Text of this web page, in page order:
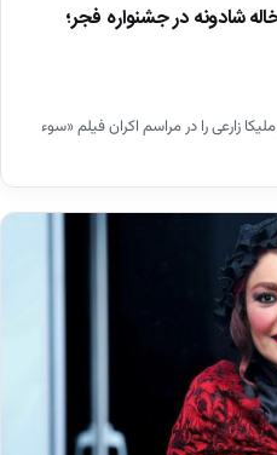
شادونه در جشنواره فجر؛
زارعی را در مراسم اکران فیلم «سوء